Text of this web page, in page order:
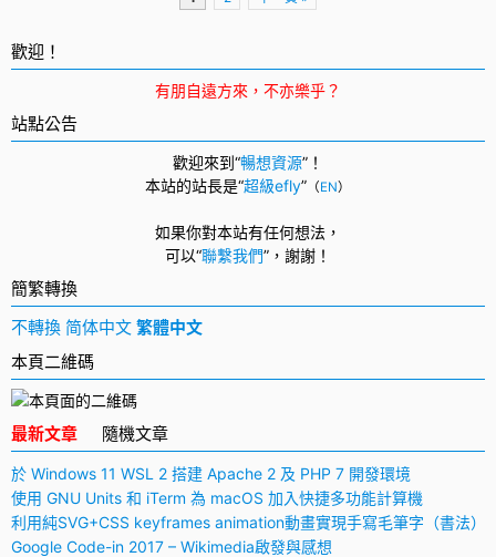
導
航
歡迎！
有朋自遠方來，不亦樂乎？
站點公告
歡迎來到“暢想資源”！
本站的站長是“超級efly” （EN）
如果你對本站有任何想法，
可以“聯繫我們”， 謝謝！
簡繁轉換
不轉換 简体中文 繁體中文
本頁二維碼
最新文章 隨機文章
於 Windows 11 WSL 2 搭建 Apache 2 及 PHP 7 開發環境
使用 GNU Units 和 iTerm 為 macOS 加入快捷多功能計算機
利用純SVG+CSS keyframes animation動畫實現手寫毛筆字（書法）
Google Code-in 2017 – Wikimedia啟發與感想